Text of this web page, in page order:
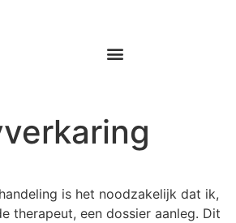
is het noodzakelijk dat ik,
therapeut, een dossier aanleg. Dit